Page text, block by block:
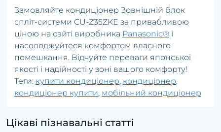
Замовляйте кондиціонер Зовнішній блок
спліт-системи CU-Z35ZKE за привабливою
ціною на сайті виробника Panasonic® і
насолоджуйтеся комфортом власного
помешкання. Відчуйте переваги японської
якості і надійності у зоні вашого комфорту!
Теги: купити кондиціонер, кондиціонер,
кондиціонер купити, мобільний кондиціонер
Цікаві пізнавальні статті